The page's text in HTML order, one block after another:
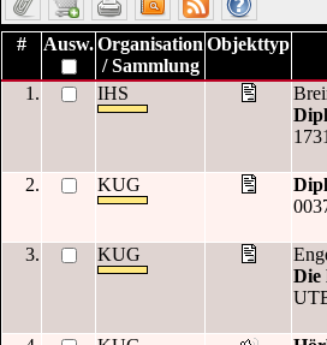
# Ausw.Organisation
/ Sammlung
Objekttyp
1. IHS
2. KUG
3. KUG
Die